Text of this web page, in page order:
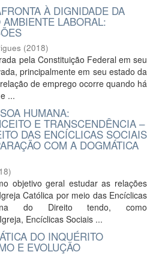
À DIGNIDADE DA
LABORAL:
(2018)
pela Constituição Federal em seu
principalmente em seu estado da
de emprego ocorre quando há
...
HUMANA:
E TRANSCENDÊNCIA –
DAS ENCÍCLICAS SOCIAIS
COM A DOGMÁTICA
)
objetivo geral estudar as relações
Católica por meio das Encíclicas
do Direito tendo, como
Encíclicas Sociais ...
DO INQUÉRITO
E EVOLUÇÃO